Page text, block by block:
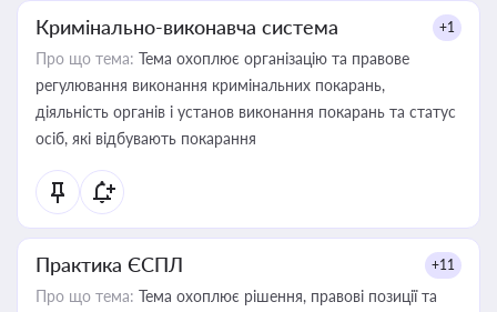
Кримінально-виконавча система +1
Про що тема: Тема охоплює організацію та правове
регулювання виконання кримінальних покарань,
діяльність органів і установ виконання покарань та статус
осіб, які відбувають покарання
Практика ЄСПЛ +11
Про що тема: Тема охоплює рішення, правові позиції та